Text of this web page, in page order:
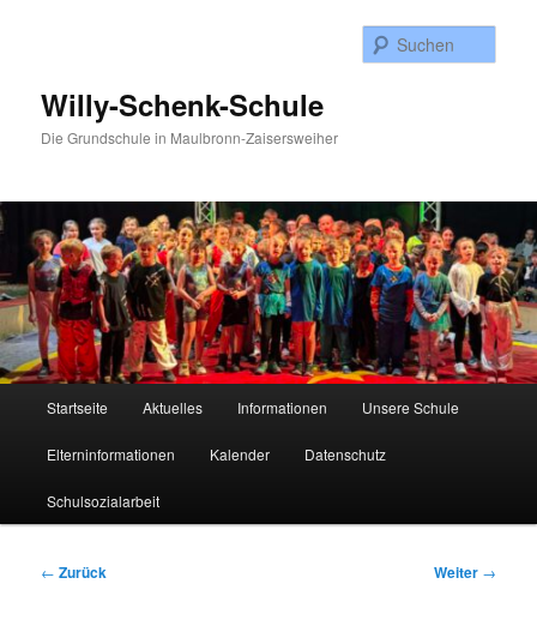
Willy-Schenk-Schule
Die Grundschule in Maulbronn-Zaisersweiher
Startseite Aktuelles Informationen Unsere Schule
Elterninformationen Kalender Datenschutz
Schulsozialarbeit
Beitragsnavigation
← Zurück Weiter →